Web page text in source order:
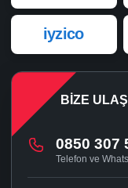
iyzico
BIZE
0850 307
Telefon ve